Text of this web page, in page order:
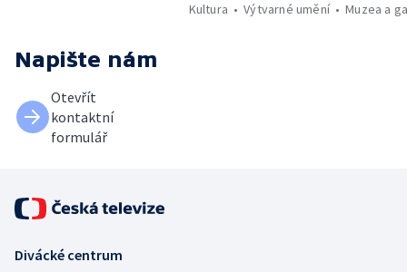
Kultura
Výtvarné umění Muzea a
Napište nám
Otevřít
kontaktní
formulář
Divácké centrum